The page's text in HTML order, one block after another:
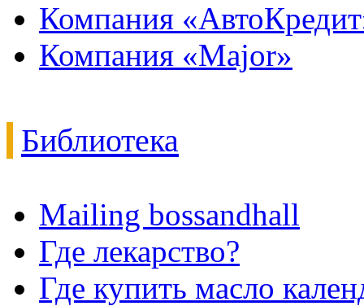
Компания
Компания «Major»
Библиотека
Mailing bossandhall
Где лекарство?
Где купить масло